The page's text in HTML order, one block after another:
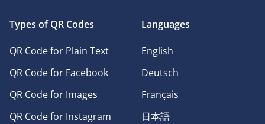
Types of QR Codes
QR Code for Plain Text
QR Code for Facebook
QR Code for Images
QR Code for Instagram
Languages
English
Deutsch
Français
日本語